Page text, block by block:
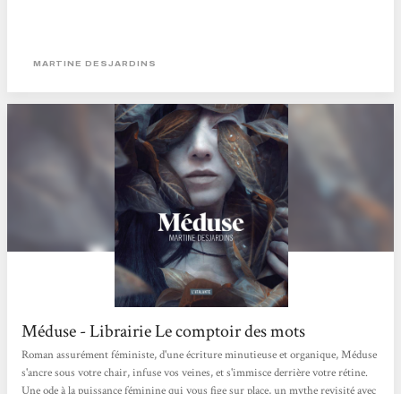
MARTINE DESJARDINS
Méduse - Librairie Le comptoir des mots
Roman assurément féministe, d'une écriture minutieuse et organique, Méduse
s'ancre sous votre chair, infuse vos veines, et s'immisce derrière votre rétine.
Une ode à la puissance féminine qui vous fige sur place, un mythe revisité avec